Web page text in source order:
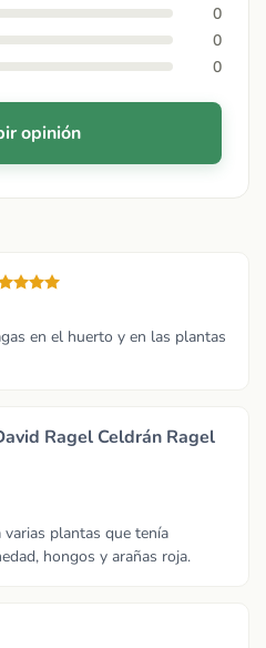
0
0
0
opinión
en el huerto y en las plantas
Ragel Celdrán Ragel
plantas que tenía
hongos y arañas roja.